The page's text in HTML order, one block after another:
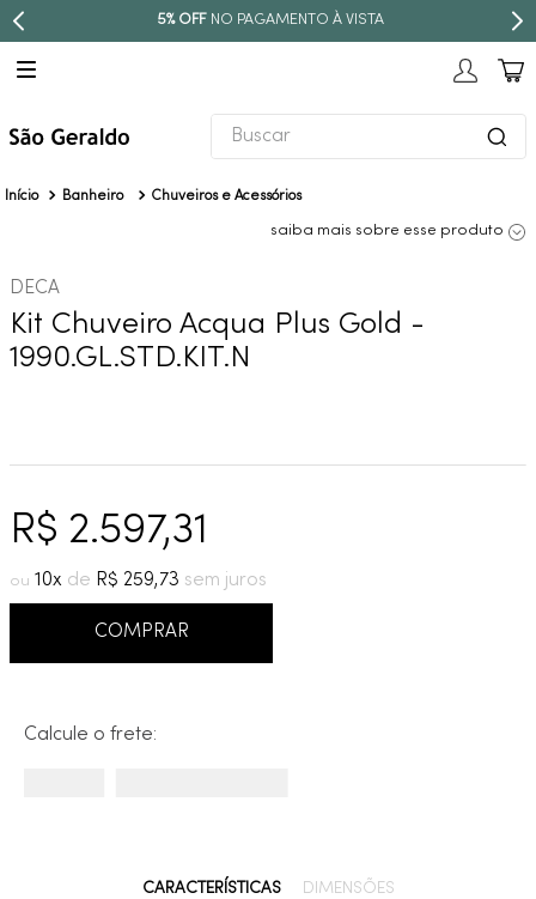
5% OFF NO PAGAMENTO À VISTA
Buscar
Banheiro Chuveiros e Acessórios
saiba mais sobre esse produto
DECA
Kit Chuveiro Acqua Plus Gold -
1990.GL.STD.KIT.N
R$ 2.597,31
10 R$ 259,73
COMPRAR
Calcule o frete:
CARACTERÍSTICAS DIMENSÕES
TERMOS MAIS BUSCADOS
níquel escovado
4º
deca acabamento registro
7º
red gold
8º
black matte
cobre escovado
10º grafite escovado